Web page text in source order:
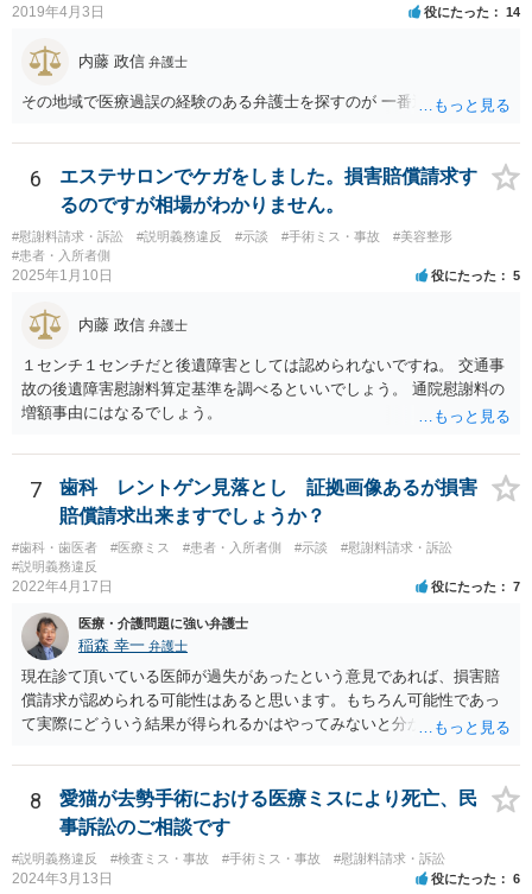
2019年4月3日 役にたった 14
内藤 政信 弁護士
その地域で医療過誤の経験のある弁護士を探すのが 一番近道だね。
6
エステサロンでケガをしました。損害賠償請求す
るのですが相場がわかりません。
#慰謝料請求・訴訟 #説明義務違反 #示談 #手術ミス・事故
#美容整形
#患者・入所者側
2025年1月10日 役にたった 5
内藤 政信 弁護士
１センチ１センチだと後遺障害としては認められないですね。 交通事
故の後遺障害慰謝料算定基準を調べるといいでしょう。 通院慰謝料の
増額事由にはなるでしょう。
7
歯科 レントゲン見落とし 証拠画像あるが損害
賠償請求出来ますでしょうか？
#歯科・歯医者 #医療ミス #患者・入所者側 #示談
#慰謝料請求・訴訟
#説明義務違反
2022年4月17日 役にたった 7
医療・介護問題に強い弁護士
稲森 幸一 弁護士
現在診て頂いている医師が過失があったという意見であれば、損害賠
償請求が認められる可能性はあると思います。もちろん可能性であっ
て実際にどういう結果が得られるかはやってみないと分かりません
療費や精神的苦痛を受けた分の慰謝料や仕事に影響があれば休業損害
などが考えられます。 頑張ってください。
8
愛猫が去勢手術における医療ミスにより死亡、民
事訴訟のご相談です
#説明義務違反 #検査ミス・事故 #手術ミス・事故 #慰謝料請求・訴訟
2024年3月13日 役にたった 6